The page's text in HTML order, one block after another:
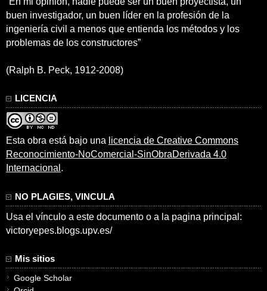
buen investigador, un buen líder en la profesión de la
ingeniería civil a menos que entienda los métodos y los
problemas de los constructores”
(Ralph B. Peck, 1912-2008)
LICENCIA
Esta obra está bajo una licencia de Creative Commons
Reconocimiento-NoComercial-SinObraDerivada 4.0
Internacional .
NO PLAGIES, VINCULA
Usa el vínculo a este documento o a la pagina principal:
victoryepes.blogs.upv.es/
Mis sitios
Google Scholar